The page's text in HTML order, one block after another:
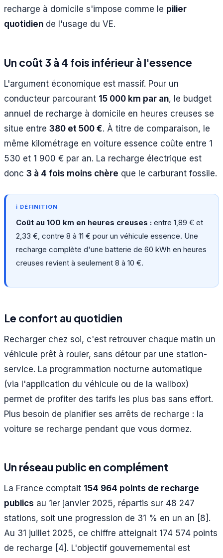
recharge à domicile s'impose comme le pilier
quotidien de l'usage du VE.
Un coût 3 à 4 fois inférieur à l'essence
L'argument économique est massif. Pour un
conducteur parcourant 15 000 km par an, le budget
annuel de recharge à domicile en heures creuses se
situe entre 380 et 500 €. À titre de comparaison, le
même kilométrage en voiture essence coûte entre 1
530 et 1 900 € par an. La recharge électrique est
donc 3 à 4 fois moins chère que le carburant fossile.
Coût au 100 km en heures creuses : entre 1,89 € et
2,33 €, contre 8 à 11 € pour un véhicule essence. Une
recharge complète d'une batterie de 60 kWh en heures
creuses revient à seulement 8 à 10 €.
Le confort au quotidien
Recharger chez soi, c'est retrouver chaque matin un
véhicule prêt à rouler, sans détour par une station-
service. La programmation nocturne automatique
(via l'application du véhicule ou de la wallbox)
permet de profiter des tarifs les plus bas sans effort.
Plus besoin de planifier ses arrêts de recharge : la
voiture se recharge pendant que vous dormez.
Un réseau public en complément
La France comptait 154 964 points de recharge
publics au 1er janvier 2025, répartis sur 48 247
stations, soit une progression de 31 % en un an [8].
Au 31 juillet 2025, ce chiffre atteignait 174 574 points
de recharge [4]. L'objectif gouvernemental est